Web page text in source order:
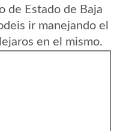
de Estado de Baja
ir manejando el
en el mismo.